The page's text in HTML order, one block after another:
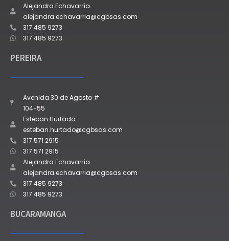
Alejandra Echavarría.
alejandra.echavarria@cgbsas.com
317 485 9273
317 485 9273
PEREIRA
Avenida 30 de Agosto #
104-55
Esteban Hurtado.
esteban.hurtado@cgbsas.com
317 571 2915
317 571 2915
Alejandra Echavarría.
alejandra.echavarria@cgbsas.com
317 485 9273
317 485 9273
BUCARAMANGA